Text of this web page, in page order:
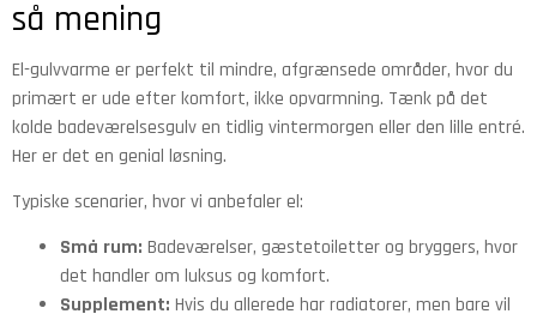
så mening
El-gulvvarme er perfekt til mindre, afgrænsede områder, hvor du
primært er ude efter komfort, ikke opvarmning. Tænk på det
kolde badeværelsesgulv en tidlig vintermorgen eller den lille entré.
Her er det en genial løsning.
Typiske scenarier, hvor vi anbefaler el:
Små rum: Badeværelser, gæstetoiletter og bryggers, hvor
det handler om luksus og komfort.
Supplement: Hvis du allerede har radiatorer, men bare vil